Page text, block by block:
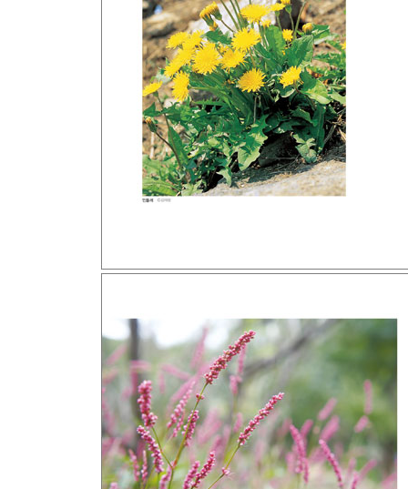
2) 윤흥길 「기억 속의 들꽃」 이 세상에 없는 기
3) 강석경 「숲 속의 방」 1980년대 청춘의 방황, ‘
4) 최명희 《혼불》 기구한 여성의 부러진 날개, 여
5) 김훈 《칼의 노래》 전쟁 앞에 선 인간의 허무,
6) 박완서 《아주 오래된 농담》 화려한 팜므파탈
7) 김주영 《홍어》 순응 거부하는 파릇파릇한 기
8) 이문열 《선택》 백 일 동안 붉게 피는 꽃, 배롱
9) 정유정 《7년의 밤》 파괴된 곳의 불길함, 가시박
3) 조정래 《태백산맥》 태백산맥에 펼쳐진 여인들
4) 김영하 《검은 꽃》 멕시코 이주민들의 혹독한
5) 김훈 《내 젊은 날의 숲》 한번 보면 잊을 수 없
6) 공선옥 《영란》 사랑과 치유의 유달산 측백나
에필로그_ 정이현 「삼풍백화점」 _터트리지 못한
추천사_ 시인 김용택 ｜ 소설가 정이현 ｜ 한국야